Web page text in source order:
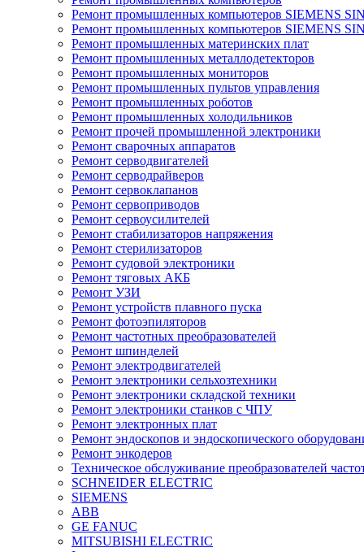
Ремонт промышленных компьютеров SIEMENS
Ремонт промышленных компьютеров SIEMENS
Ремонт промышленных материнских плат
Ремонт промышленных металлодетекторов
Ремонт промышленных мониторов
Ремонт промышленных пультов управления
Ремонт промышленных роботов
Ремонт промышленных холодильников
Ремонт прочей промышленной электроники
Ремонт сварочных аппаратов
Ремонт серводвигателей
Ремонт серводрайверов
Ремонт сервоклапанов
Ремонт сервоприводов
Ремонт сервоусилителей
Ремонт стабилизаторов напряжения
Ремонт стерилизаторов
Ремонт судовой электроники
Ремонт тяговых АКБ
Ремонт УЗИ
Ремонт устройств плавного пуска
Ремонт фотоэпиляторов
Ремонт частотных преобразователей
Ремонт шпинделей
Ремонт электродвигателей
Ремонт электроники сельхозтехники
Ремонт электроники складской техники
Ремонт электроники станков с ЧПУ
Ремонт электронных плат
Ремонт эндоскопов и эндоскопического
Ремонт энкодеров
Техническое обслуживание преобразователей
SCHNEIDER ELECTRIC
SIEMENS
ABB
GE FANUC
MITSUBISHI ELECTRIC